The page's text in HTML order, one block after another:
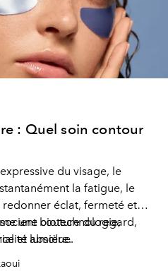
: Quel soin contour
du visage, le
la fatigue, le
redonner éclat, fermeté et
biotechnologie,
absolue.
une couture du regard,
et lumière.